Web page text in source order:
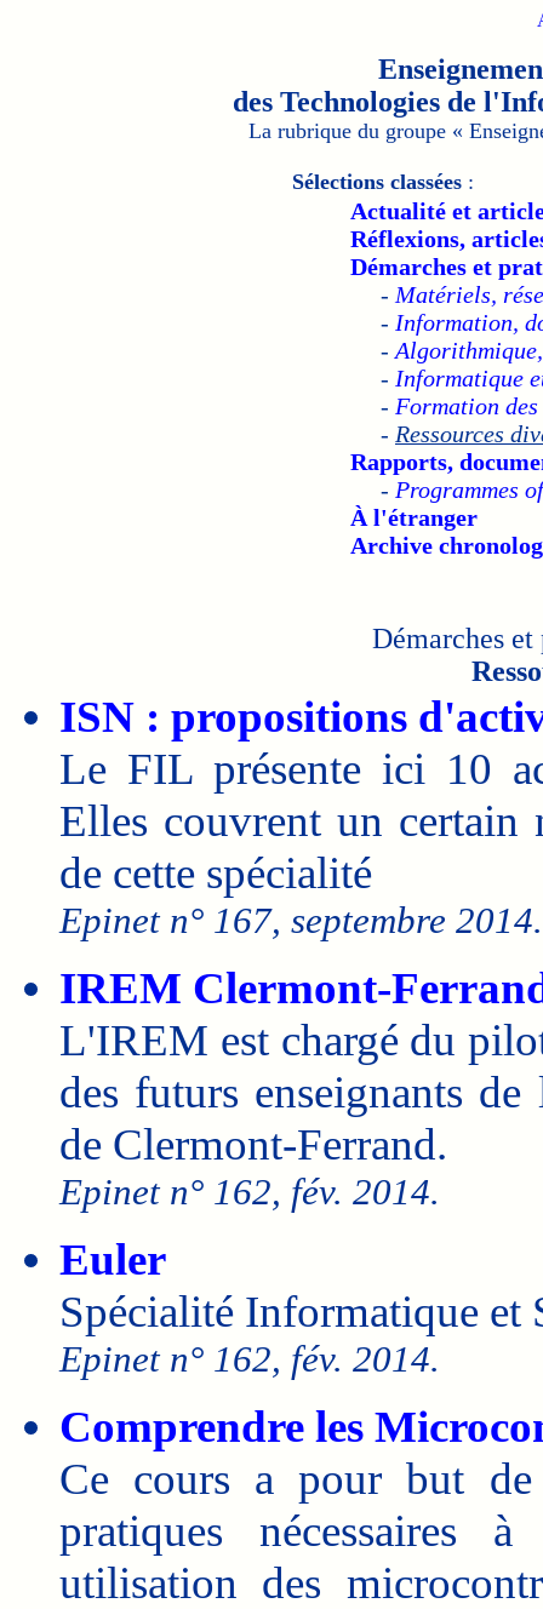
des Technologies de
La rubrique du groupe «
Sélections classées :
Actualité et
Réflexions,
Démarches et
- Matériels,
- Information,
-
- Informatique
- Formation
- Ressources
Rapports,
- Programmes
À l'étranger
Archive
Démarches et
ISN : propositions
Le FIL présente ici 10
Elles couvrent un certain
de cette spécialité
Epinet n° 167, septembre 2014.
IREM Clermont-
L'IREM est chargé du
des futurs enseignants
de Clermont-Ferrand.
Epinet n° 162, fév. 2014.
Euler
Spécialité Informatique et
Epinet n° 162, fév. 2014.
Comprendre les
Ce cours a pour but de
pratiques nécessaires
utilisation des